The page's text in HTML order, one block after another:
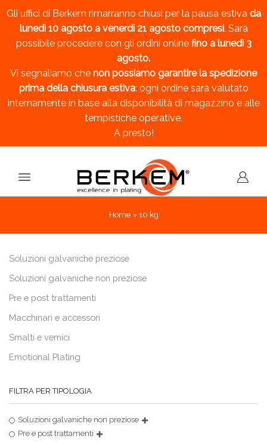
Gli uffici di Berkem rimarranno chiusi per la pausa estiva da
lunedì 10 agosto a venerdì 21 agosto compresi. Sarà
possibile procedere con gli ordini online fino a lunedì 3
agosto.
Vi segnaliamo che non possiamo garantire la spedizione
prima della chiusura estiva: ogni ordine sarà valutato
internamente in base alla disponibilità di magazzino e alle
tempistiche operative.
A presto!
Home» 10 kg
Soluzioni galvaniche preziose
Soluzioni galvaniche non preziose
Pre e post trattamenti
Macchinari e accessori
Smalti e vernici
Emotional Plating
FILTRA PER TIPOLOGIA
Soluzioni galvaniche non preziose
Pre e post trattamenti